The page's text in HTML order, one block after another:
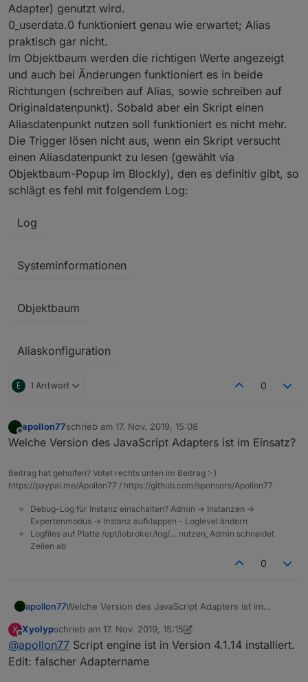
Adapter) genutzt wird.
0_userdata.0 funktioniert genau wie erwartet; Alias
praktisch gar nicht.
Im Objektbaum werden die richtigen Werte angezeigt
und auch bei Änderungen funktioniert es in beide
Richtungen (schreiben auf Alias, sowie schreiben auf
Originaldatenpunkt). Sobald aber ein Skript einen
Aliasdatenpunkt nutzen soll funktioniert es nicht mehr.
Die Trigger lösen nicht aus, wenn ein Skript versucht
einen Aliasdatenpunkt zu lesen (gewählt via
Objektbaum-Popup im Blockly), den es definitiv gibt, so
schlägt es fehl mit folgendem Log:
Log
Systeminformationen
Objektbaum
Aliaskonfiguration
E 1 Antwort 0
Offline
apollon77schrieb am 17. Nov. 2019, 15:08
zuletzt editiert von
Welche Version des JavaScript Adapters ist im Einsatz?
Beitrag hat geholfen? Votet rechts unten im Beitrag :-)
https://paypal.me/Apollon77 / https://github.com/sponsors/Apollon77
Debug-Log für Instanz einschalten? Admin -> Instanzen ->
Expertenmodus -> Instanz aufklappen - Loglevel ändern
Logfiles auf Platte /opt/iobroker/log/… nutzen, Admin schneidet
Zeilen ab
0
apollon77Welche Version des JavaScript Adapters ist im
X
Offline
Xyolypschrieb am 17. Nov. 2019, 15:15
zuletzt editiert von Xyolyp
@apollon77 Script engine ist in Version 4.1.14 installiert.
Edit: falscher Adaptername